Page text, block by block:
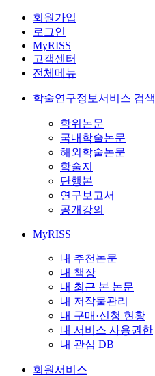
회원가입
로그인
MyRISS
고객센터
전체메뉴
학술연구정보서비스 검색
학위논문
국내학술논문
해외학술논문
학술지
단행본
연구보고서
공개강의
MyRISS
내 추천논문
내 책장
내 최근 본 논문
내 저작물관리
내 구매·신청 현황
내 서비스 사용권한
내 관심 DB
회원서비스